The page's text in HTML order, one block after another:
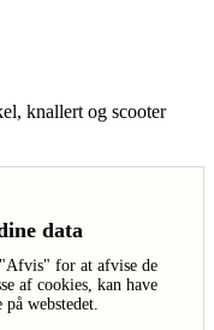
knallert og scooter
data
for at afvise de
af cookies, kan have
webstedet.